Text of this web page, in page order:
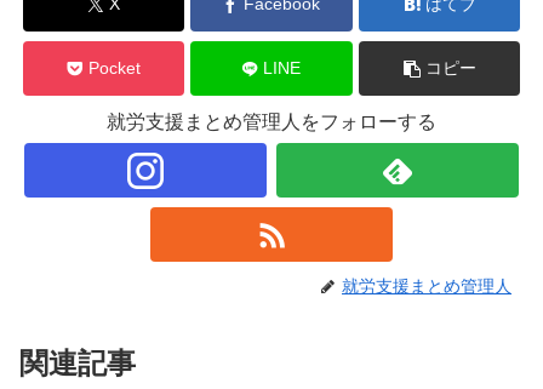
Pocket LINE コピー
就労支援まとめ管理人をフォローする
就労支援まとめ管理人
関連記事